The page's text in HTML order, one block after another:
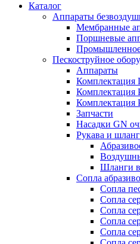
Каталог
Аппараты
Мембранные
Поршневые
Промышленное
Пескоструйное
Аппараты
Комплектация
Комплектация
Комплектация
Запчасти
Насадки GN
Рукава и
Шланги
Сопла
Сопла
Сопла
Сопла
Сопла
Сопла